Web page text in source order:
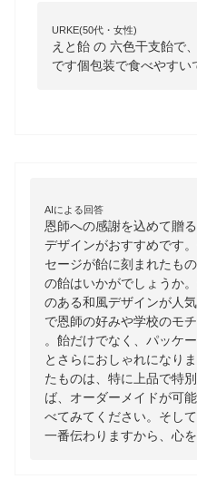
URKE(50代・女性)
えと飴 の 六色干支飴で
です個包装で食べやす
AIによる回答
恩師への感謝を込めて贈
デザインがおすすめです
セージが飴に刻まれたも
の飴はいかがでしょうか
のある和風デザインが人
で恩師の好みや学校のモ
。飴だけでなく、パッケ
とさらにおしゃれになり
たものは、特に上品で特
ば、オーダーメイドが可
べてみてください。そし
一番伝わりますから、心